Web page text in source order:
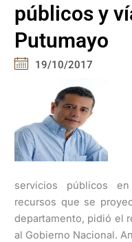
públicos y
Putumayo
19/10/2017
servicios públicos
recursos que se
departamento, pidió el
al Gobierno Nacional.